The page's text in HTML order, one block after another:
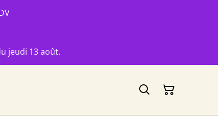
jeudi 13 août.